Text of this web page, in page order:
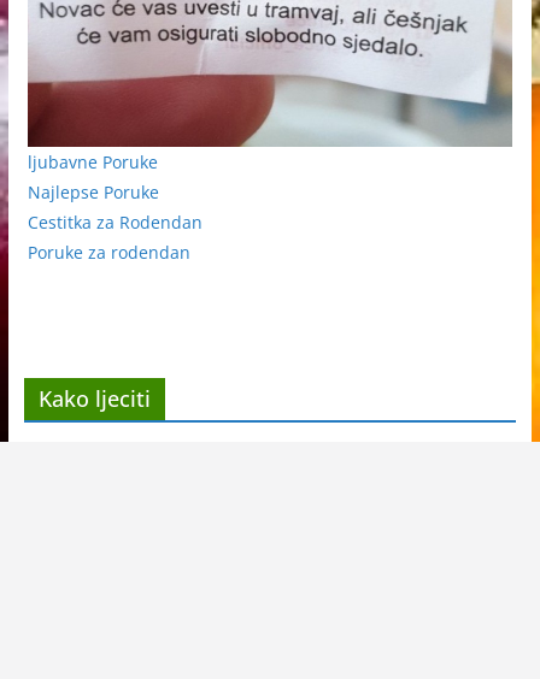
ljubavne Poruke
Najlepse Poruke
Cestitka za Rodendan
Poruke za rodendan
Kako ljeciti